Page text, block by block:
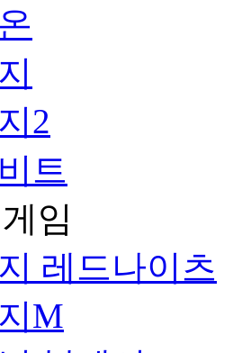
2
트
임
레드나이츠
M